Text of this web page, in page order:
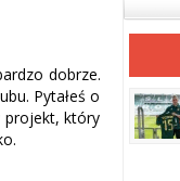
dobrze.
Pytałeś o
projekt, który